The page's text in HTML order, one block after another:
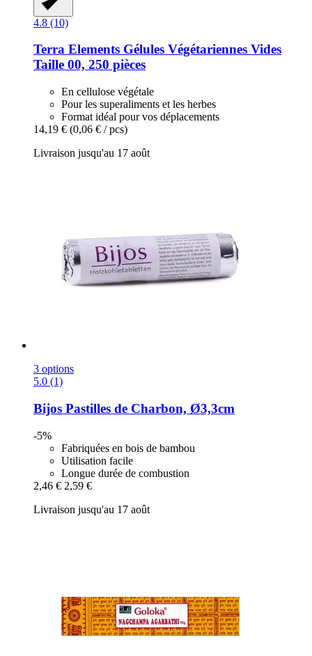
4.8 (10)
Terra Elements Gélules Végétariennes Vides
Taille 00, 250 pièces
En cellulose végétale
Pour les superaliments et les herbes
Format idéal pour vos déplacements
14,19 € (0,06 € / pcs)
Livraison jusqu'au 17 août
3 options
5.0 (1)
Bijos Pastilles de Charbon, Ø3,3cm
-5%
Fabriquées en bois de bambou
Utilisation facile
Longue durée de combustion
2,46 € 2,59 €
Livraison jusqu'au 17 août